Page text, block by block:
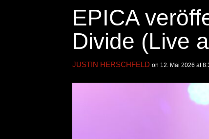
EPICA
Divide (Live
JUSTIN HERSCHFELD on 12. Mai 2026 at